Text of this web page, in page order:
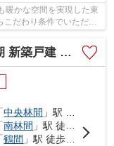
暖かな空間を実現した東
こだわり条件でいただく
戸建 全1棟
「中央林間 」駅 徒歩19分
「南林間 」駅 徒歩18分
「鶴間 」駅 徒歩27分